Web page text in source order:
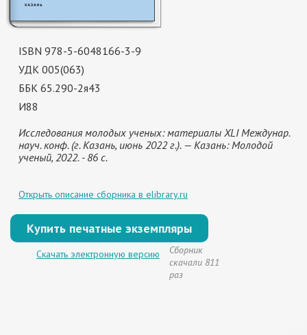
ISBN 978-5-6048166-3-9
УДК 005(063)
ББК 65.290-2я43
И88
Исследования молодых ученых: материалы XLI Междунар.
науч. конф. (г. Казань, июнь 2022 г.). — Казань: Молодой
ученый, 2022. - 86 с.
Открыть описание сборника в elibrary.ru
Купить печатные экземпляры
Скачать электронную версию
Сборник
скачали 811
раз